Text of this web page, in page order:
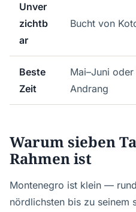
Unver
zichtb
ar
Bucht von
Beste
Zeit
Mai–Juni
Andrang
Warum sieben
Rahmen ist
Montenegro ist klein —
nördlichsten bis zu seinem